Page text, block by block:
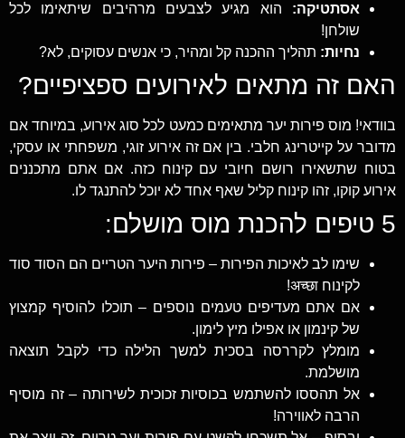
אסתטיקה: הוא מגיע לצבעים מרהיבים שיתאימו לכל
שולחן!
נחיות: תהליך ההכנה קל ומהיר, כי אנשים עסוקים, לא?
האם זה מתאים לאירועים ספציפיים?
בוודאי! מוס פירות יער מתאימים כמעט לכל סוג אירוע, במיוחד אם
מדובר על קייטרינג חלבי. בין אם זה אירוע זוגי, משפחתי או עסקי,
בטוח שתשאירו רושם חיובי עם קינוח כזה. אם אתם מתכננים
אירוע קוקו, זהו קינוח קליל שאף אחד לא יוכל להתנגד לו.
5 טיפים להכנת מוס מושלם:
שימו לב לאיכות הפירות – פירות היער הטריים הם הסוד סוד
לקינוח अच्छा!
אם אתם מעדיפים טעמים נוספים – תוכלו להוסיף קמצוץ
של קינמון או אפילו מיץ לימון.
מומלץ לקררסה בסכית למשך הלילה כדי לקבל תוצאה
מושלמת.
אל תהססו להשתמש בכוסיות זכוכית לשירותה – זה מוסיף
הרבה לאווירה!